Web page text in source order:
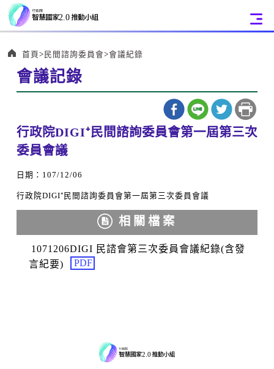
首頁 民間諮詢委員會 會議紀錄
會議記錄
:::
行政院DIGI⁺民間諮詢委員會第一屆第三次
委員會議
日期：107/12/06
行政院DIGI⁺民間諮詢委員會第一屆第三次委員會議
相關檔案
1071206DIGI 民諮會第三次委員會議紀錄(含發
言紀要)
PDF